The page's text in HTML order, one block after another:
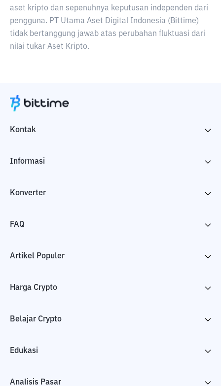
aset kripto dan sepenuhnya keputusan independen dari
pengguna. PT Utama Aset Digital Indonesia (Bittime)
tidak bertanggung jawab atas perubahan fluktuasi dari
nilai tukar Aset Kripto.
Kontak
Informasi
Konverter
FAQ
Artikel Populer
Harga Crypto
Belajar Crypto
Edukasi
Analisis Pasar